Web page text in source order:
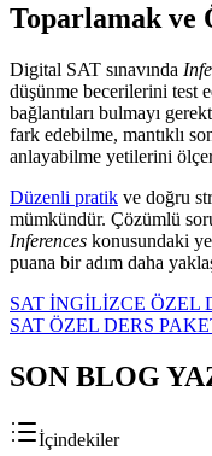
Toparlamak ve
Digital SAT sınavında
düşünme becerilerini test
bağlantıları bulmayı
fark edebilme, mantıklı
anlayabilme yetilerini
Düzenli pratik ve doğru
mümkündür. Çözümlü
Inferences konusundaki
puana bir adım daha
SAT İNGİLİZCE ÖZEL
SAT ÖZEL DERS
SON BLOG
İçindekiler